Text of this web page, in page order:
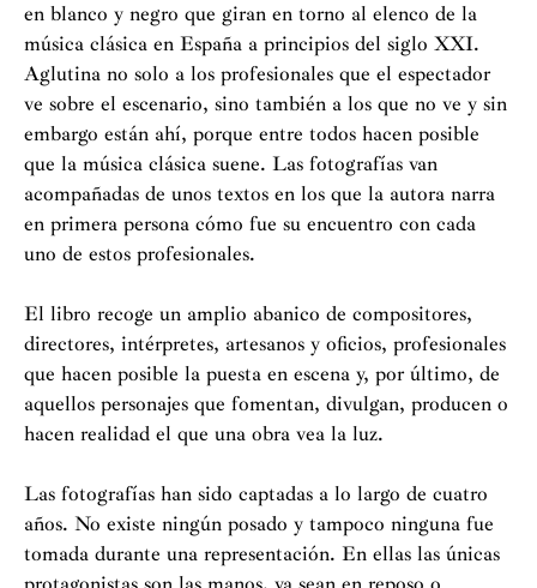
en blanco y negro que giran en torno al elenco de la
música clásica en España a principios del siglo XXI.
Aglutina no solo a los profesionales que el espectador
ve sobre el escenario, sino también a los que no ve y sin
embargo están ahí, porque entre todos hacen posible
que la música clásica suene. Las fotografías van
acompañadas de unos textos en los que la autora narra
en primera persona cómo fue su encuentro con cada
uno de estos profesionales.
El libro recoge un amplio abanico de compositores,
directores, intérpretes, artesanos y oficios, profesionales
que hacen posible la puesta en escena y, por último, de
aquellos personajes que fomentan, divulgan, producen o
hacen realidad el que una obra vea la luz.
Las fotografías han sido captadas a lo largo de cuatro
años. No existe ningún posado y tampoco ninguna fue
tomada durante una representación. En ellas las únicas